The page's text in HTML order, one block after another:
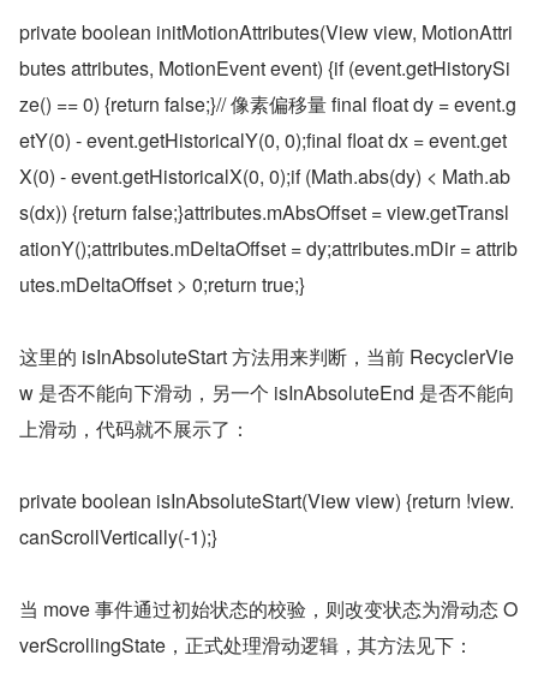
private boolean initMotionAttributes(View view, MotionAttri
butes attributes, MotionEvent event) {if (event.getHistorySi
ze() == 0) {return false;}// 像素偏移量 final float dy = event.g
etY(0) - event.getHistoricalY(0, 0);final float dx = event.get
X(0) - event.getHistoricalX(0, 0);if (Math.abs(dy) < Math.ab
s(dx)) {return false;}attributes.mAbsOffset = view.getTransl
ationY();attributes.mDeltaOffset = dy;attributes.mDir = attrib
utes.mDeltaOffset > 0;return true;}
这里的 isInAbsoluteStart 方法用来判断，当前 RecyclerVie
w 是否不能向下滑动，另一个 isInAbsoluteEnd 是否不能向
上滑动，代码就不展示了：
private boolean isInAbsoluteStart(View view) {return !view.
canScrollVertically(-1);}
当 move 事件通过初始状态的校验，则改变状态为滑动态 O
verScrollingState，正式处理滑动逻辑，其方法见下：